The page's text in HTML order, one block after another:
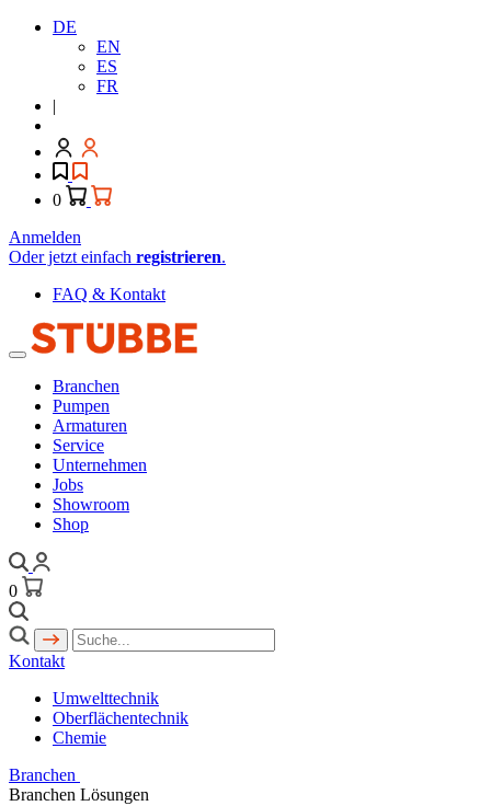
DE
EN
ES
FR
|
0
Anmelden
Oder jetzt einfach registrieren.
FAQ & Kontakt
Branchen
Pumpen
Armaturen
Service
Unternehmen
Jobs
Showroom
Shop
0
Kontakt
Umwelttechnik
Oberflächentechnik
Chemie
Branchen
Branchen Lösungen